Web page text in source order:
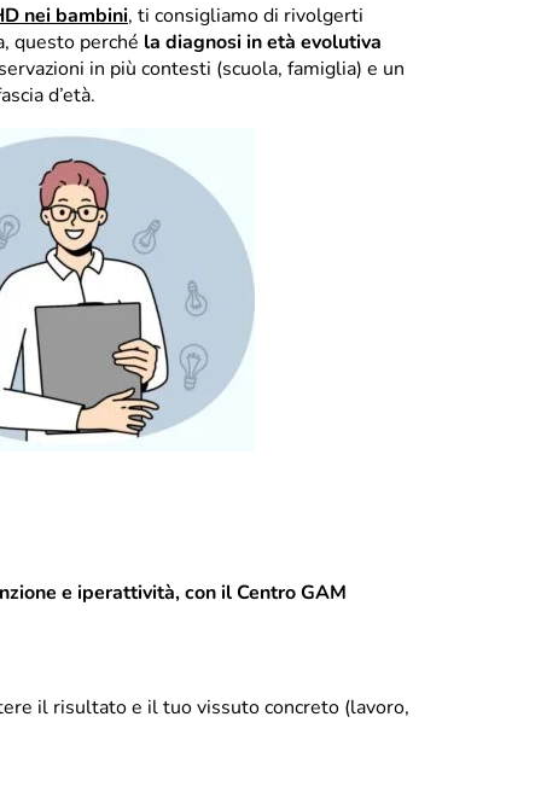
nei bambini, ti consigliamo di rivolgerti
questo perché la diagnosi in età evolutiva
in più contesti (scuola, famiglia) e un
d’età.
e iperattività, con il Centro GAM
il risultato e il tuo vissuto concreto (lavoro,